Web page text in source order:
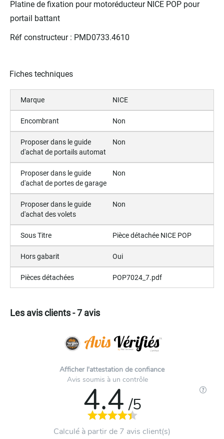
Platine de fixation pour motoréducteur NICE POP pour
portail battant
Réf constructeur : PMD0733.4610
Fiches techniques
Marque NICE
Encombrant Non
Proposer dans le guide
d'achat de portails automat
Non
Proposer dans le guide
d'achat de portes de garage
Non
Proposer dans le guide
d'achat des volets
Non
Sous Titre Pièce détachée NICE POP
Hors gabarit Oui
Pièces détachées POP7024_7.pdf
Les avis clients - 7 avis
Afficher l'attestation de confiance
Avis soumis à un contrôle
4.4 /5
Calculé à partir de 7 avis client(s)